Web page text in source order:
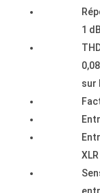
1 dB
sur